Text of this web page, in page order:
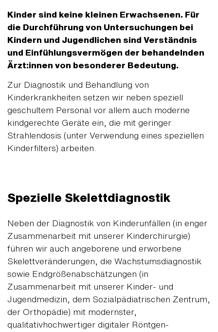
Kinder sind keine kleinen Erwachsenen. Für
die Durchführung von Untersuchungen bei
Kindern und Jugendlichen sind Verständnis
und Einfühlungsvermögen der behandelnden
Ärzt:innen von besonderer Bedeutung.
Zur Diagnostik und Behandlung von
Kinderkrankheiten setzen wir neben speziell
geschultem Personal vor allem auch moderne
kindgerechte Geräte ein, die mit geringer
Strahlendosis (unter Verwendung eines speziellen
Kinderfilters) arbeiten.
Spezielle Skelettdiagnostik
Neben der Diagnostik von Kinderunfällen (in enger
Zusammenarbeit mit unserer Kinderchirurgie)
führen wir auch angeborene und erworbene
Skelettveränderungen, die Wachstumsdiagnostik
sowie Endgrößenabschätzungen (in
Zusammenarbeit mit unserer Kinder- und
Jugendmedizin, dem Sozialpädiatrischen Zentrum,
der Orthopädie) mit modernster,
qualitativhochwertiger digitaler Röntgen-